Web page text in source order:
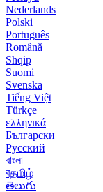
Nederlands
Polski
Português
Română
Shqip
Suomi
Svenska
Tiếng Việt
Türkçe
ελληνικά
Български
Русский
বাংলা
বதமிழ்
తెలుగు